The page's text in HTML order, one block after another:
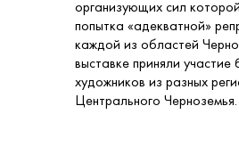
организующих сил
попытка «адекватной»
каждой из областей
выставке приняли
художников из разных
Центрального Черноземья.